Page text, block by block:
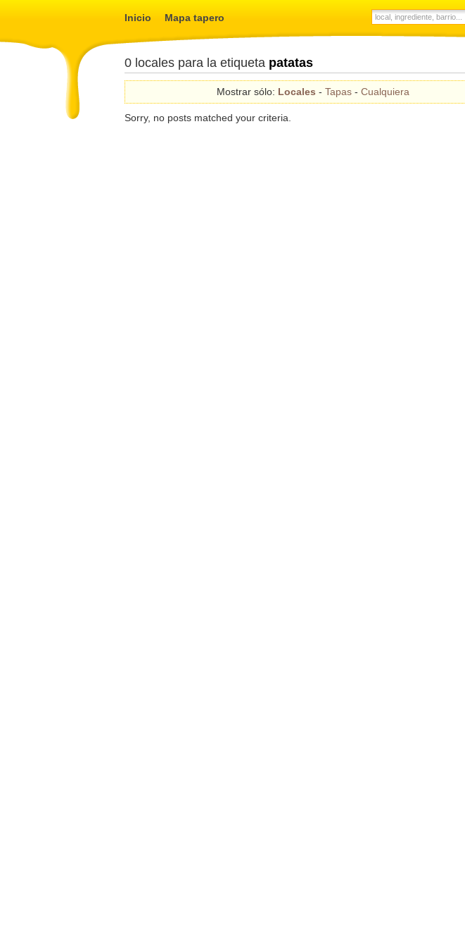
Inicio Mapa tapero
0 locales para la etiqueta patatas
Mostrar sólo: Locales - Tapas- Cualquiera
Sorry, no posts matched your criteria.